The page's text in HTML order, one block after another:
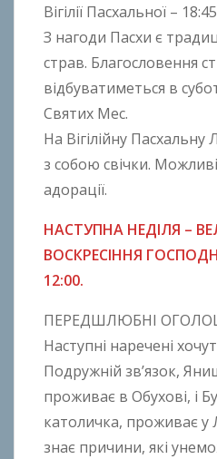
Вігілії Пасхальної –
З нагоди Пасхи є
страв. Благословення
відбуватиметься в
Святих Мес.
На Вігілійну
з собою свічки.
адорації.
НАСТУПНА НЕДІЛЯ –
ВОСКРЕСІННЯ
12:00.
ПЕРЕДШЛЮБНІ
Наступні наречені
Подружній зв’язок,
проживає в Обухові, i
католичка, проживає у
знає причини, які